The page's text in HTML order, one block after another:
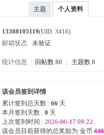
引
主题 个人资料
13388105119(UID: 3416)
邮箱状态
未验证
统计信息 | 回帖数 80 | 主题数 8
该会员签到详情
累计签到总天数 : 66 天
本月签到天数 : 0 天
上次签到时间 : 2026-06-17 09:22
该会员目前获得的总奖励为:金币 446